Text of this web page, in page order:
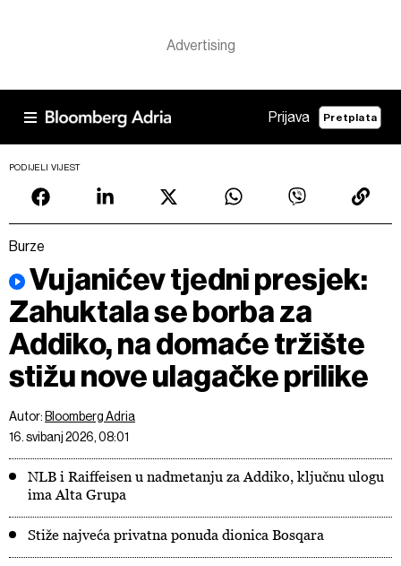
Prijava Pretplata
PODIJELI VIJEST
Burze
Vujanićev tjedni presjek:
Zahuktala se borba za
Addiko, na domaće tržište
stižu nove ulagačke prilike
Autor: Bloomberg Adria
16. svibanj 2026, 08:01
NLB i Raiffeisen u nadmetanju za Addiko, ključnu ulogu
ima Alta Grupa
Stiže najveća privatna ponuda dionica Bosqara